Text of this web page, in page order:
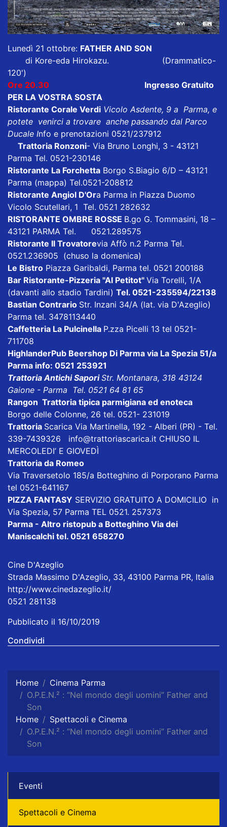
Lunedì 21 ottobre: FATHER AND SON
di Kore-eda Hirokazu. (Drammatico-
120')
Ore 20.30 Ingresso Gratuito
PER LA VOSTRA SOSTA
Ristorante Corale Verdi Vicolo Asdente, 9 a Parma, e
potete venirci a trovare anche passando dal Parco
Ducale Info e prenotazioni 0521/237912
Trattoria Ronzoni- Via Bruno Longhi, 3 - 43121
Parma Tel. 0521-230146
Ristorante La Forchetta Borgo S.Biagio 6/D – 43121
Parma (mappa) Tel.0521-208812
Ristorante Angiol D'Ora Parma in Piazza Duomo
Vicolo Scutellari, 1 Tel. 0521 282632
RISTORANTE OMBRE ROSSE B.go G. Tommasini, 18 –
43121 PARMA Tel. 0521.289575
Ristorante Il Trovatorevia Affò n.2 Parma Tel.
0521.236905 (chuso la domenica)
Le Bistro Piazza Garibaldi, Parma tel. 0521 200188
Bar Ristorante-Pizzeria "Al Petitot" Via Torelli, 1/A
(davanti allo stadio Tardini) Tel. 0521-235594/22138
Bastian Contrario Str. Inzani 34/A (lat. via D'Azeglio)
Parma tel. 3478113440
Caffetteria La Pulcinella P.zza Picelli 13 tel 0521-
711708
HighlanderPub Beershop Di Parma via La Spezia 51/a
Parma info: 0521 253921
Trattoria Antichi SaporiStr. Montanara, 318 43124
Gaione - Parma Tel. 0521 64 81 65
Rangon Trattoria tipica parmigiana ed enoteca
Borgo delle Colonne, 26 tel. 0521- 231019
Trattoria Scarica Via Martinella, 192 - Alberi (PR) - Tel.
339-7439326 info@trattoriascarica.it CHIUSO IL
MERCOLEDI’ E GIOVEDÌ
Trattoria da Romeo
Via Traversetolo 185/a Botteghino di Porporano Parma
tel 0521-641167
PIZZA FANTASY SERVIZIO GRATUITO A DOMICILIO in
Via Spezia, 57 Parma TEL 0521. 257373
Parma - Altro ristopub a Botteghino Via dei
Maniscalchi tel. 0521 658270
Cine D'Azeglio
Strada Massimo D'Azeglio, 33, 43100 Parma PR, Italia
http://www.cinedazeglio.it/
0521 281138
Pubblicato il 16/10/2019
Condividi
Home
Cinema Parma
O.P.E.N.² : “Nel mondo degli uomini” Father and
Son
Home
Spettacoli e Cinema
O.P.E.N.² : “Nel mondo degli uomini” Father and
Son
Eventi
Spettacoli e Cinema